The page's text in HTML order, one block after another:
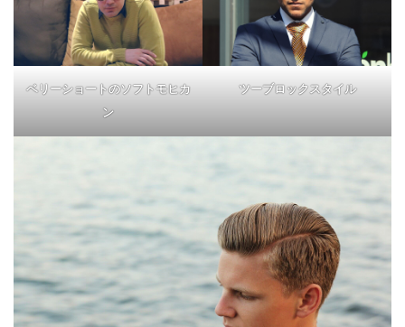
ベリーショートのソフトモヒカ
ン
ツーブロックスタイル